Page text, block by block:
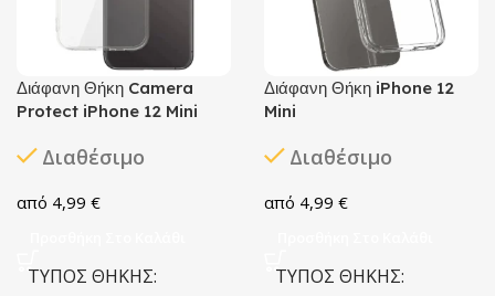
Διάφανη Θήκη Camera
Protect iPhone 12 Mini
Διαθέσιμο
4,99 €
ΤΎΠΟΣ ΘΉΚΗΣ
Διάφανη Θήκη iPhone 12
Mini
Διαθέσιμο
4,99 €
ΤΎΠΟΣ ΘΉΚΗΣ